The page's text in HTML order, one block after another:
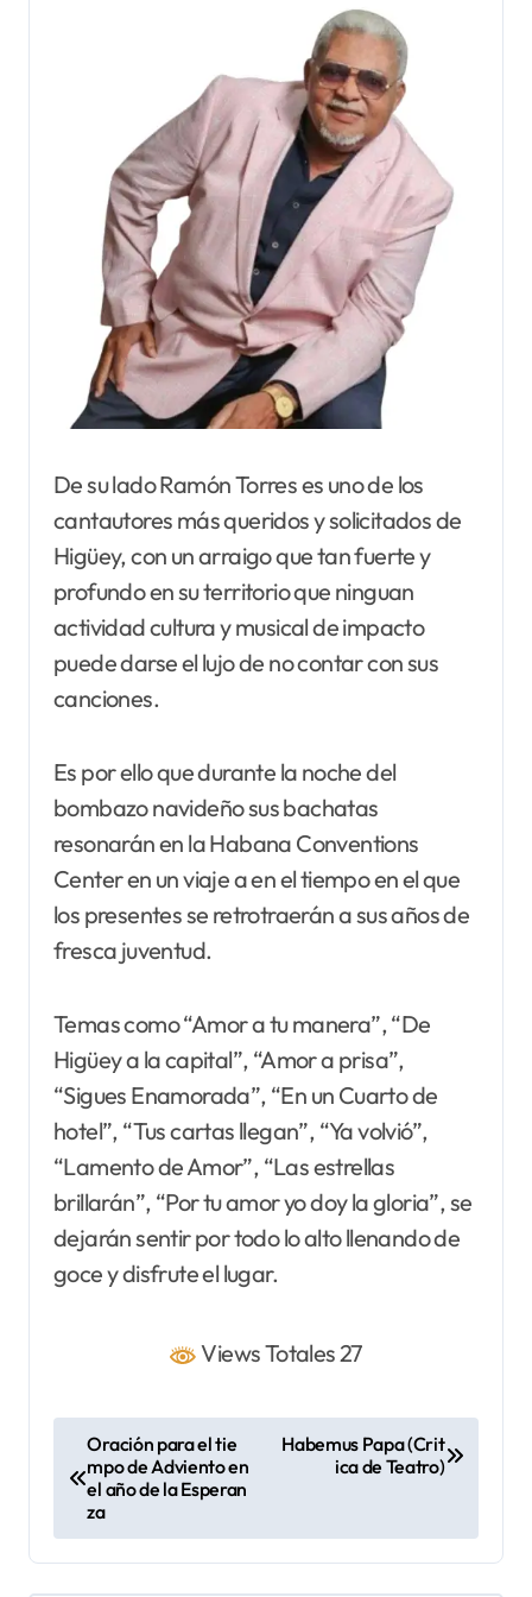
De su lado Ramón Torres es uno de los
cantautores más queridos y solicitados de
Higüey, con un arraigo que tan fuerte y
profundo en su territorio que ninguan
actividad cultura y musical de impacto
puede darse el lujo de no contar con sus
canciones.
Es por ello que durante la noche del
bombazo navideño sus bachatas
resonarán en la Habana Conventions
Center en un viaje a en el tiempo en el que
los presentes se retrotraerán a sus años de
fresca juventud.
Temas como “Amor a tu manera”, “De
Higüey a la capital”, “Amor a prisa”,
“Sigues Enamorada”, “En un Cuarto de
hotel”, “Tus cartas llegan”, “Ya volvió”,
“Lamento de Amor”, “Las estrellas
brillarán”, “Por tu amor yo doy la gloria”, se
dejarán sentir por todo lo alto llenando de
goce y disfrute el lugar.
Views Totales 27
e
Oración para el tie
mpo de Adviento en
el año de la Esperan
za
Habemus Papa (Crit
ica de Teatro)